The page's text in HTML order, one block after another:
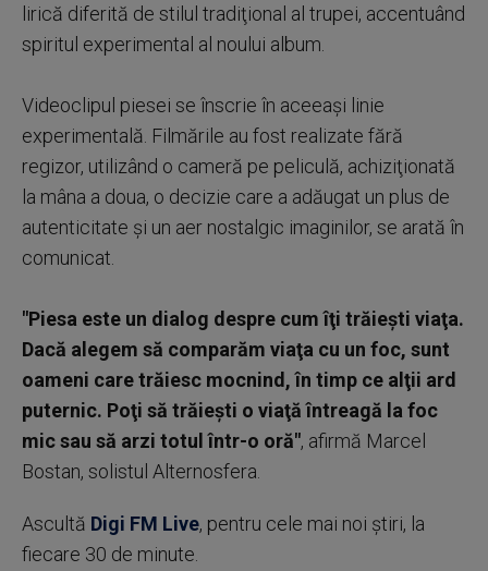
lirică diferită de stilul tradiţional al trupei, accentuând
spiritul experimental al noului album.
Videoclipul piesei se înscrie în aceeaşi linie
experimentală. Filmările au fost realizate fără
regizor, utilizând o cameră pe peliculă, achiziţionată
la mâna a doua, o decizie care a adăugat un plus de
autenticitate şi un aer nostalgic imaginilor, se arată în
comunicat.
"Piesa este un dialog despre cum îţi trăieşti viaţa.
Dacă alegem să comparăm viaţa cu un foc, sunt
oameni care trăiesc mocnind, în timp ce alţii ard
puternic. Poţi să trăieşti o viaţă întreagă la foc
mic sau să arzi totul într-o oră", afirmă Marcel
Bostan, solistul Alternosfera.
Ascultă Digi FM Live, pentru cele mai noi știri, la
fiecare 30 de minute.